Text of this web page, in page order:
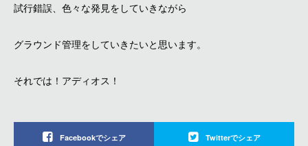
試行錯誤、色々な発見をしていきながら
グラウンド管理をしていきたいと思います。
それでは！アディオス！
Facebookでシェア Twitterでシェア